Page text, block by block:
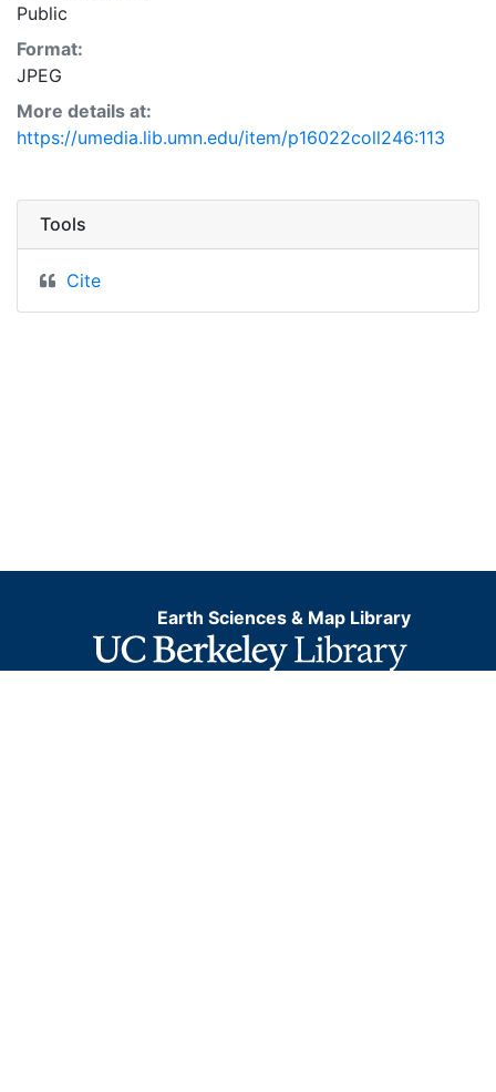
Public
Format:
JPEG
More details at:
https://umedia.lib.umn.edu/item/p16022coll246:113
Tools
Cite
Earth Sciences & Map Library